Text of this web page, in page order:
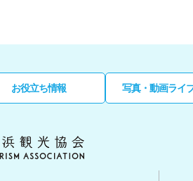
お役立ち情報 写真・動画ライ